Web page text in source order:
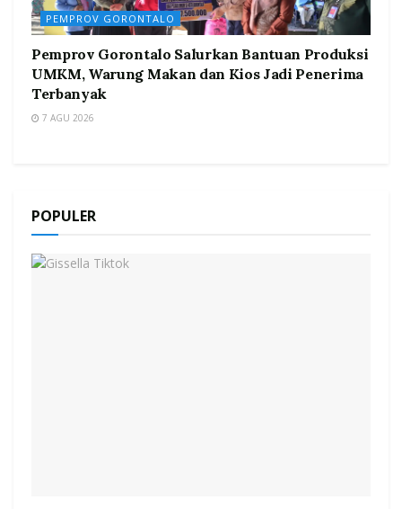
PEMPROV GORONTALO
Pemprov Gorontalo Salurkan Bantuan Produksi
UMKM, Warung Makan dan Kios Jadi Penerima
Terbanyak
7 AGU 2026
POPULER